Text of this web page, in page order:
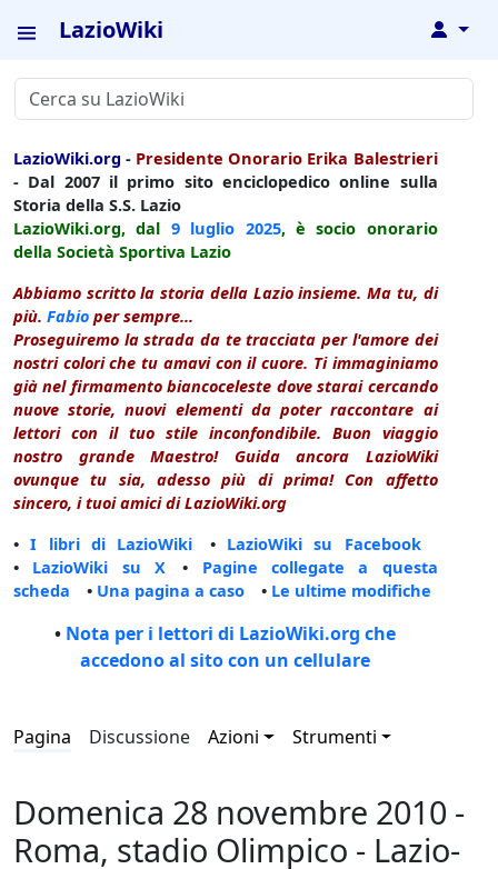
LazioWiki ↓
LazioWiki.org - Presidente Onorario Erika Balestrieri
- Dal 2007 il primo sito enciclopedico online sulla
Storia della S.S. Lazio
LazioWiki.org, dal 9 luglio 2025, è socio onorario
della Società Sportiva Lazio
Abbiamo scritto la storia della Lazio insieme. Ma tu, di
più. Fabio per sempre...
Proseguiremo la strada da te tracciata per l'amore dei
nostri colori che tu amavi con il cuore. Ti immaginiamo
già nel firmamento biancoceleste dove starai cercando
nuove storie, nuovi elementi da poter raccontare ai
lettori con il tuo stile inconfondibile. Buon viaggio
nostro grande Maestro! Guida ancora LazioWiki
ovunque tu sia, adesso più di prima! Con affetto
sincero, i tuoi amici di LazioWiki.org
•I libri di LazioWiki • LazioWiki su Facebook
• LazioWiki su X • Pagine collegate a questa
scheda • Una pagina a caso • Le ultime modifiche
• Nota per i lettori di LazioWiki.org che
accedono al sito con un cellulare
Pagina Discussione Azioni Strumenti
Domenica 28 novembre 2010 -
Roma, stadio Olimpico - Lazio-